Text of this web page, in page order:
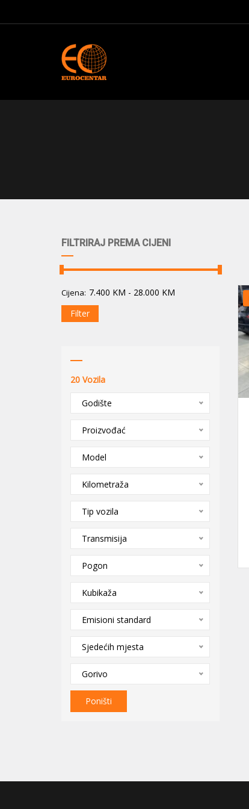
FILTRIRAJ PREMA CIJENI
Cijena: 7.400 KM - 28.000 KM
Filter
20 Vozila
Godište
Proizvođać
Model
Kilometraža
Tip vozila
Transmisija
Pogon
Kubikaža
Emisioni standard
Sjedećih mjesta
Gorivo
Poništi